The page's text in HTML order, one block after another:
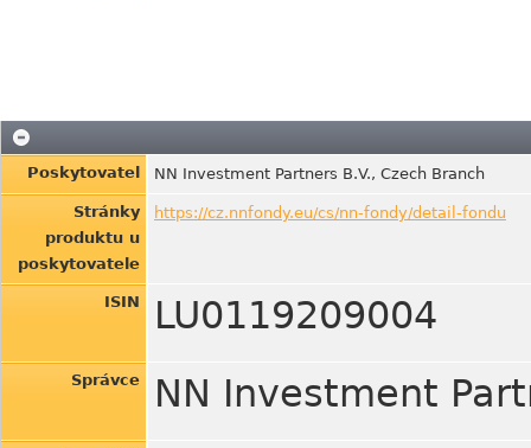
Poskytovatel NN Investment Partners B.V., Czech Branch
Stránky
produktu u
poskytovatele
https://cz.nnfondy.eu/cs/nn-fondy/detail-fondu
ISIN LU0119209004
Správce NN Investment